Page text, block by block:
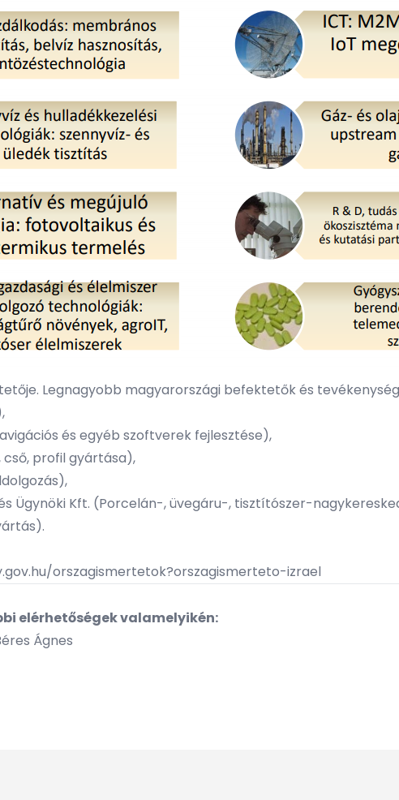
Legnagyobb magyarországi befektetők és
és egyéb szoftverek fejlesztése),
cső, profil gyártása),
és Ügynöki Kft. (Porcelán-, üvegáru-, tisztítószer-
orszagismertetok?orszagismerteto-izrael​
elérhetőségek valamelyikén:
Ágnes